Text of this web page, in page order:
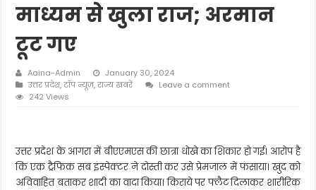
माध्यम से खुला राज; अरमान
टूट गए
Aaina-Admin
January 30, 2024
उत्तर प्रदेश,टॉप न्यूज़,राज्य खबरें
Leave a comment
242 Views
उत्तर प्रदेश के आगरा में बीएएमएस की छात्रा धोखे का शिकार हो गई। आरोप है
कि एक ट्रैफिक सब इंस्पेक्टर ने दोस्ती कर उसे प्रेमजाल में फंसाया। खुद को
अविवाहित बताकर शादी का वादा किया। किराये पर फ्लैट दिलाकर शारीरिक